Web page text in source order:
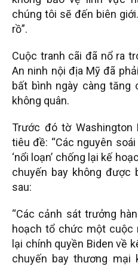
chúng tôi sẽ đến biên
rồ”.
Cuộc tranh cãi đã nổ ra
An ninh nội địa Mỹ đã
bất bình ngày càng tăng
không quân.
Trước đó tờ Washington
tiêu đề: “Các nguyên
‘nổi loạn’ chống lại kế
chuyến bay không được
sau:
“Các cảnh sát trưởng
hoạch tổ chức một cuộc
lại chính quyền Biden về
chuyến bay thương